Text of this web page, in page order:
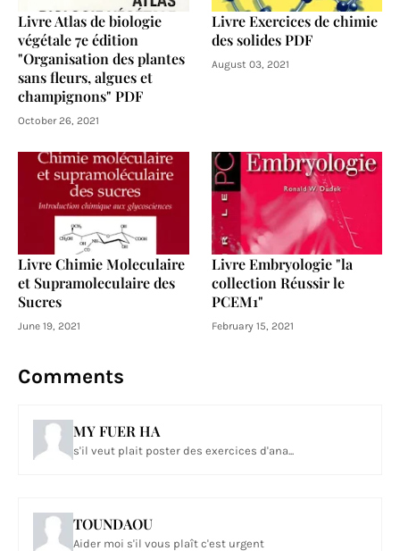
Livre Atlas de biologie
végétale 7e édition
"Organisation des plantes
sans fleurs, algues et
champignons" PDF
October 26, 2021
Livre Exercices de chimie
des solides PDF
August 03, 2021
Livre Chimie Moleculaire
et Supramoleculaire des
Sucres
June 19, 2021
Livre Embryologie "la
collection Réussir le
PCEM1"
February 15, 2021
Comments
MY FUER HA
s'il veut plait poster des exercices d'ana...
TOUNDAOU
Aider moi s'il vous plaît c'est urgent